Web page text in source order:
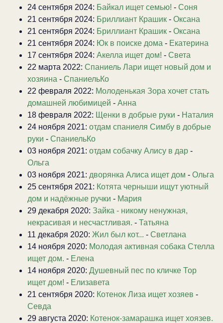
24 сентября 2024: Байкал ищет семью! - Соня
21 сентября 2024: Бриллиант Крашик - Оксана
21 сентября 2024: Бриллиант Крашик - Оксана
21 сентября 2024: Юк в поиске дома - Екатерина
17 сентября 2024: Акелла ищет дом! - Света
22 марта 2022: Спаниель Лари ищет новый дом и
хозяина - СпаниельКо
22 февраля 2022: Молоденькая Зора хочет стать
домашней любимицей - Анна
18 февраля 2022: Щенки в добрые руки - Наталия
24 ноября 2021: отдам спаниеля Симбу в добрые
руки - СпаниельКо
03 ноября 2021: отдам собачку Алису в дар -
Ольга
03 ноября 2021: дворянка Алиса ищет дом - Ольга
25 сентября 2021: Котята черныши ищут уютный
дом и надёжные ручки - Мария
29 декабря 2020: Зайка - никому ненужная,
некрасивая и несчастливая. - Татьяна
11 декабря 2020: Жил был кот... - Светлана
14 ноября 2020: Молодая активная собака Стелла
ищет дом. - Елена
14 ноября 2020: Душевный пес по кличке Тор
ищет дом! - Елизавета
21 сентября 2020: Котенок Лиза ищет хозяев -
Севда
29 августа 2020: Котенок-замарашка ищет хоязев.